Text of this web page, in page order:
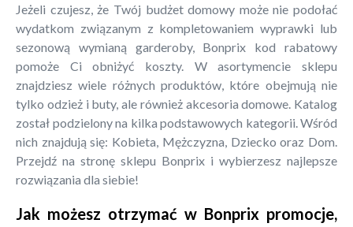
Jeżeli czujesz, że Twój budżet domowy może nie podołać
wydatkom związanym z kompletowaniem wyprawki lub
sezonową wymianą garderoby, Bonprix kod rabatowy
pomoże Ci obniżyć koszty. W asortymencie sklepu
znajdziesz wiele różnych produktów, które obejmują nie
tylko odzież i buty, ale również akcesoria domowe. Katalog
został podzielony na kilka podstawowych kategorii. Wśród
nich znajdują się: Kobieta, Mężczyzna, Dziecko oraz Dom.
Przejdź na stronę sklepu Bonprix i wybierzesz najlepsze
rozwiązania dla siebie!
Jak możesz otrzymać w Bonprix promocje,